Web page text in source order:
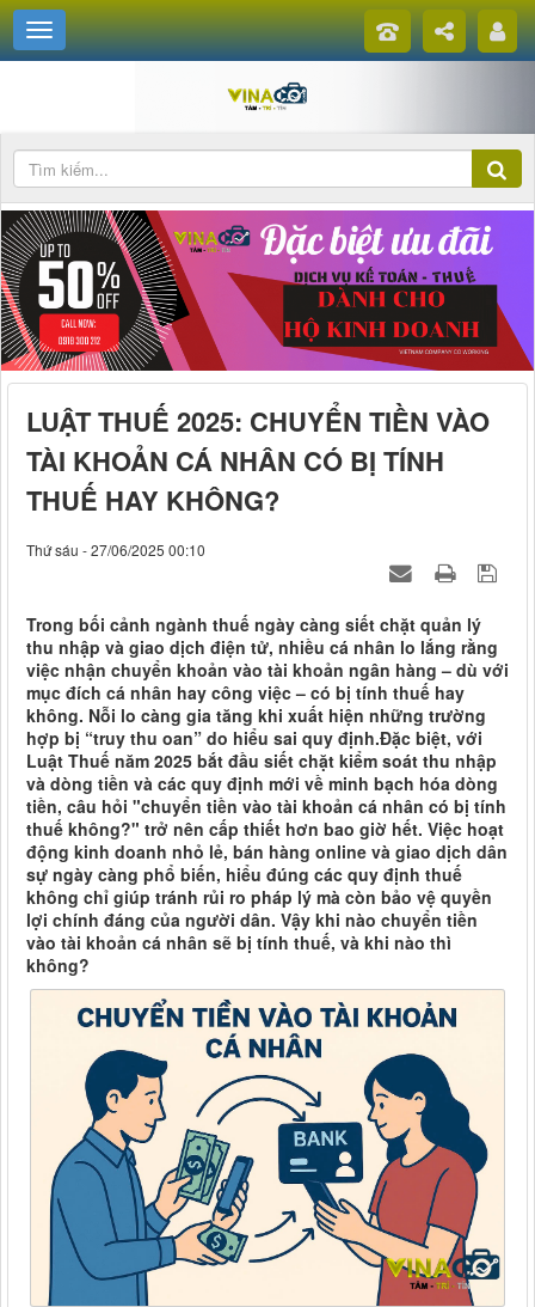
LUẬT THUẾ 2025: CHUYỂN TIỀN VÀO
TÀI KHOẢN CÁ NHÂN CÓ BỊ TÍNH
THUẾ HAY KHÔNG?
Thứ sáu - 27/06/2025 00:10
Trong bối cảnh ngành thuế ngày càng siết chặt quản lý
thu nhập và giao dịch điện tử, nhiều cá nhân lo lắng rằng
việc nhận chuyển khoản vào tài khoản ngân hàng – dù với
mục đích cá nhân hay công việc – có bị tính thuế hay
không. Nỗi lo càng gia tăng khi xuất hiện những trường
hợp bị “truy thu oan” do hiểu sai quy định.Đặc biệt, với
Luật Thuế năm 2025 bắt đầu siết chặt kiểm soát thu nhập
và dòng tiền và các quy định mới về minh bạch hóa dòng
tiền, câu hỏi "chuyển tiền vào tài khoản cá nhân có bị tính
thuế không?" trở nên cấp thiết hơn bao giờ hết. Việc hoạt
động kinh doanh nhỏ lẻ, bán hàng online và giao dịch dân
sự ngày càng phổ biến, hiểu đúng các quy định thuế
không chỉ giúp tránh rủi ro pháp lý mà còn bảo vệ quyền
lợi chính đáng của người dân. Vậy khi nào chuyển tiền
vào tài khoản cá nhân sẽ bị tính thuế, và khi nào thì
không?